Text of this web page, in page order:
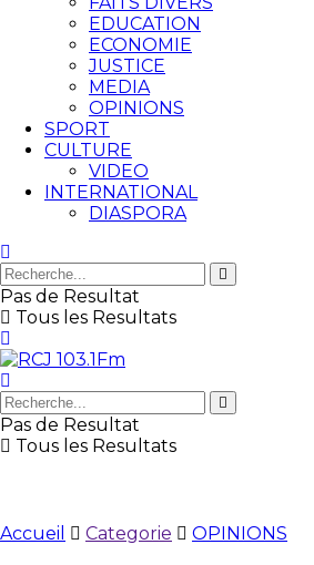
EDUCATION
ECONOMIE
JUSTICE
MEDIA
OPINIONS
SPORT
CULTURE
VIDEO
INTERNATIONAL
DIASPORA
Pas de Resultat
Tous les Resultats
Pas de Resultat
Tous les Resultats
Accueil Categorie OPINIONS